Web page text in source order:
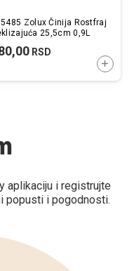
KORPU
Zolux Činija Rostfraj
25,5cm 0,9L
RSD
aplikaciju i registrujte
popusti i pogodnosti.